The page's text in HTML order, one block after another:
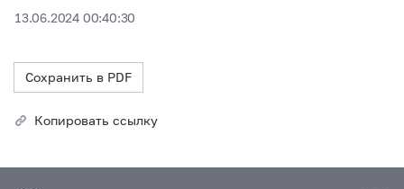
13.06.2024 00:40:30
Сохранить в PDF
Копировать ссылку